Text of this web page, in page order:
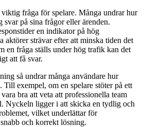
viktig fråga för spelare. Många undrar hur
svar på sina frågor eller ärenden.
en indikator på hög
aktörer strävar efter att minska tiden det
en fråga ställs under hög trafik kan det
att få svar.
så undrar många användare hur
Till exempel, om en spelare stöter på ett
bra att veta att professionella team
Nyckeln ligger i att skicka en tydlig och
vilket underlättar för
och korrekt lösning.